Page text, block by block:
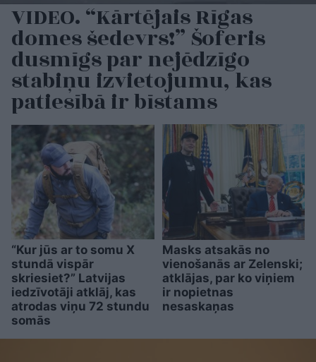
VIDEO. “Kārtējais Rīgas
domes šedevrs!” Šoferis
dusmīgs par nejēdzīgo
stabiņu izvietojumu, kas
patiesībā ir bīstams
“Kur jūs ar to somu X
stundā vispār
skriesiet?” Latvijas
iedzīvotāji atklāj, kas
atrodas viņu 72 stundu
somās
Masks atsakās no
vienošanās ar Zelenski;
atklājas, par ko viņiem
ir nopietnas
nesaskaņas